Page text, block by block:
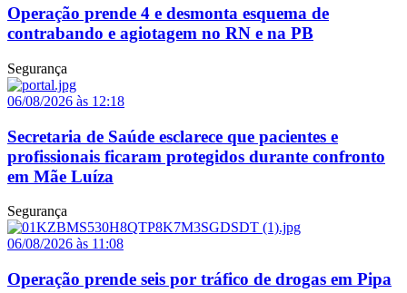
Operação prende 4 e desmonta esquema de
contrabando e agiotagem no RN e na PB
Segurança
06/08/2026 às 12:18
Secretaria de Saúde esclarece que pacientes e
profissionais ficaram protegidos durante confronto
em Mãe Luíza
Segurança
06/08/2026 às 11:08
Operação prende seis por tráfico de drogas em Pipa